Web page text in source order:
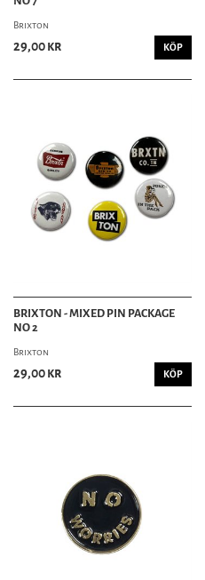
Brixton
29,00 kr KÖP
BRIXTON - MIXED PIN PACKAGE
NO 2
Brixton
29,00 kr KÖP